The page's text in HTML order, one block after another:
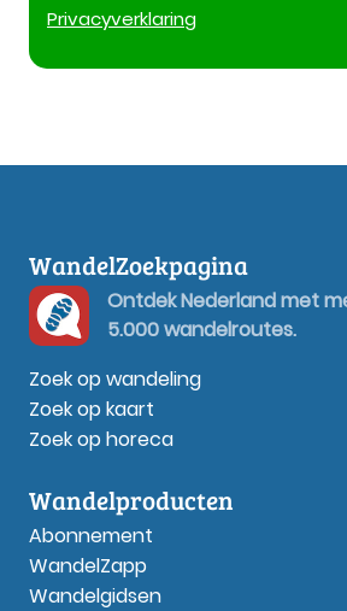
Privacyverklaring
WandelZoekpagina
Ontdek Nederland met
5.000 wandelroutes.
Zoek op wandeling
Zoek op kaart
Zoek op horeca
Wandelproducten
Abonnement
WandelZapp
Wandelgidsen